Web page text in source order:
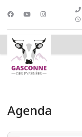
Agenda